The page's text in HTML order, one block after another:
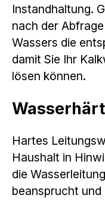
Instandhaltung.
nach der
Wassers die
damit Sie Ihr
lösen können.
Hartes
Haushalt in
die
beansprucht